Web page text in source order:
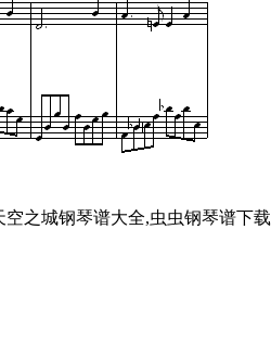
之城钢琴谱大全,虫虫钢琴谱下载